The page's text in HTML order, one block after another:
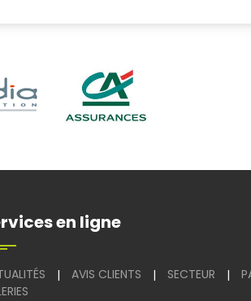
en ligne
| AVIS CLIENTS | SECTEUR |